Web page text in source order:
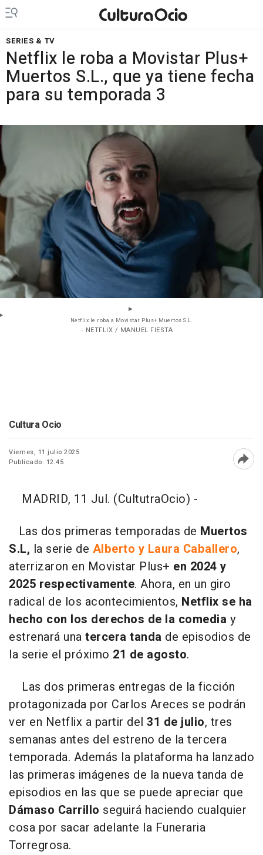
SERIES & TV
Netflix le roba a Movistar Plus+
Muertos S.L., que ya tiene fecha
para su temporada 3
Netflix le roba a Movistar Plus+ Muertos S.L.
- NETFLIX / MANUEL FIESTA
Cultura Ocio
Viernes, 11 julio 2025
Publicado: 12:45
MADRID, 11 Jul. (CultutraOcio) -
Las dos primeras temporadas de Muertos
S.L, la serie de Alberto y Laura Caballero,
aterrizaron en Movistar Plus+ en 2024 y
2025 respectivamente. Ahora, en un giro
radical de los acontecimientos, Netflix se ha
hecho con los derechos de la comedia y
estrenará una tercera tanda de episodios de
la serie el próximo 21 de agosto.
Las dos primeras entregas de la ficción
protagonizada por Carlos Areces se podrán
ver en Netflix a partir del 31 de julio, tres
semanas antes del estreno de la tercera
temporada. Además la plataforma ha lanzado
las primeras imágenes de la nueva tanda de
episodios en las que se puede apreciar que
Dámaso Carrillo seguirá haciendo cualquier
cosa por sacar adelante la Funeraria
Torregrosa.